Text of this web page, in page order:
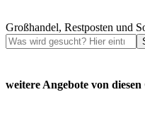
Großhandel, Restposten und
weitere Angebote von